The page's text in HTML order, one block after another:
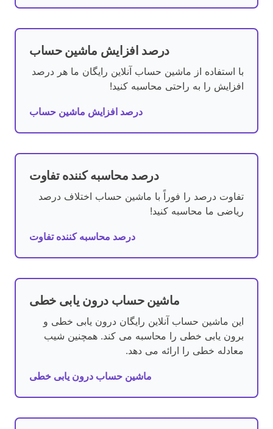
درصد افزایش ماشین حساب
با استفاده از ماشین حساب آنلاین رایگان ما هر درصد
افزایش را به راحتی محاسبه کنید!
درصد افزایش ماشین حساب
درصد محاسبه کننده تفاوت
تفاوت درصد را فوراً با ماشین حساب اختلاف درصد
ریاضی ما محاسبه کنید!
درصد محاسبه کننده تفاوت
ماشین حساب درون یابی خطی
این ماشین حساب آنلاین رایگان درون یابی خطی و
برون یابی خطی را محاسبه می کند. همچنین شیب
معادله خطی را ارائه می دهد.
ماشین حساب درون یابی خطی